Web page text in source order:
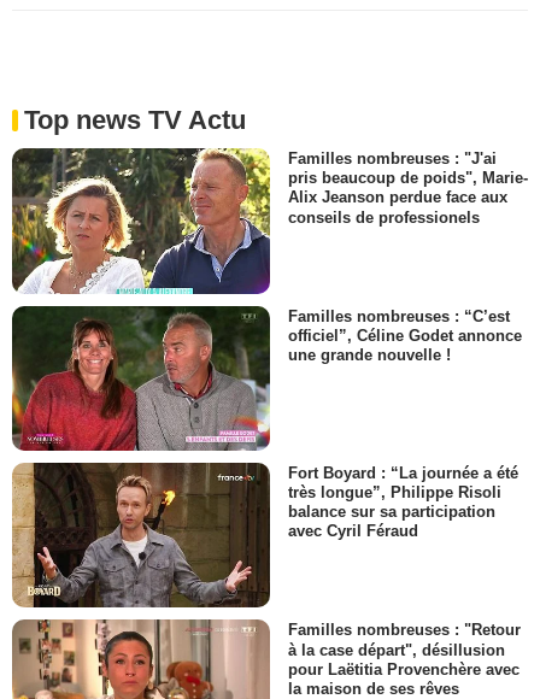
Top news TV Actu
Familles nombreuses : "J'ai
pris beaucoup de poids", Marie-
Alix Jeanson perdue face aux
conseils de professionels
Familles nombreuses : “C’est
officiel”, Céline Godet annonce
une grande nouvelle !
Fort Boyard : “La journée a été
très longue”, Philippe Risoli
balance sur sa participation
avec Cyril Féraud
Familles nombreuses : "Retour
à la case départ", désillusion
pour Laëtitia Provenchère avec
la maison de ses rêves